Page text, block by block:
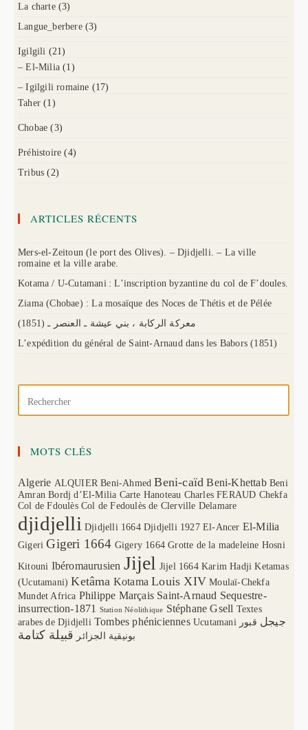
La charte (3)
Langue_berbere (3)
Igilgili (21)
– El-Milia (1)
– Igilgili romaine (17)
Taher (1)
Chobae (3)
Préhistoire (4)
Tribus (2)
ARTICLES RÉCENTS
Mers-el-Zeitoun (le port des Olives). – Djidjelli. – La ville
romaine et la ville arabe.
Kotama / U-Cutamani : L’inscription byzantine du col de F’doules.
Ziama (Chobae) : La mosaïque des Noces de Thétis et de Pélée
(1851) معركة الركابة ، بني عيشة ـ العنصر ـ
L’expédition du général de Saint-Arnaud dans les Babors (1851)
MOTS CLÉS
Algerie ALQUIER Beni-Ahmed Beni-caïd Beni-Khettab Beni
Amran Bordj d’El-Milia Carte Hanoteau Charles FERAUD Chekfa
Col de Fdoulès Col de Fedoulès de Clerville Delamare
djidjelli Djidjelli 1664 Djidjelli 1927 El-Ancer El-Milia
Gigeri Gigeri 1664 Gigery 1664 Grotte de la madeleine Hosni
Kitouni Ibéromaurusien Jijel Jijel 1664 Karim Hadji Ketamas
(Ucutamani) Ketâma Kotama Louis XIV Moulaï-Chekfa
Mundet Africa Philippe Marçais Saint-Arnaud Sequestre-
insurrection-1871
Station Néolithique Stéphane Gsell Textes
arabes de Djidjelli Tombes phéniciennes Ucutamani جيجل قبور
بونيقية الجزائر قبيلة كتامة